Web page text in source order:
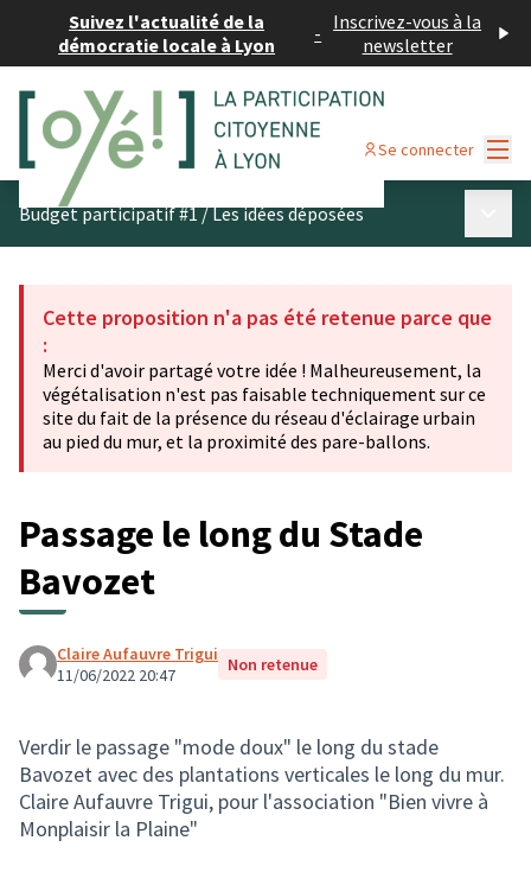
Suivez l'actualité de la
démocratie locale à Lyon
- Inscrivez-vous à la
newsletter
Se connecter
Budget participatif #1/Les idées déposées
Cette proposition n'a pas été retenue parce que
:
Merci d'avoir partagé votre idée ! Malheureusement, la
végétalisation n'est pas faisable techniquement sur ce
site du fait de la présence du réseau d'éclairage urbain
au pied du mur, et la proximité des pare-ballons.
Passage le long du Stade
Bavozet
Claire Aufauvre Trigui
11/06/2022 20:47
Non retenue
Verdir le passage "mode doux" le long du stade
Bavozet avec des plantations verticales le long du mur.
Claire Aufauvre Trigui, pour l'association "Bien vivre à
Monplaisir la Plaine"